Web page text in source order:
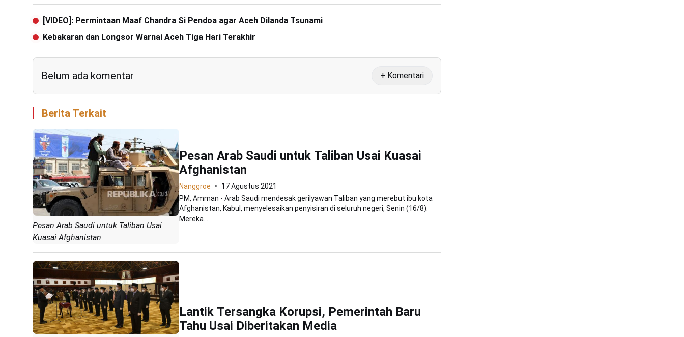
[VIDEO]: Permintaan Maaf Chandra Si Pendoa agar Aceh Dilanda Tsunami
Kebakaran dan Longsor Warnai Aceh Tiga Hari Terakhir
Belum ada komentar + Komentari
Berita Terkait
Pesan Arab Saudi untuk Taliban Usai
Kuasai Afghanistan
Pesan Arab Saudi untuk Taliban Usai Kuasai
Afghanistan
Nanggroe
17 Agustus 2021
PM, Amman - Arab Saudi mendesak gerilyawan Taliban yang merebut ibu kota
Afghanistan, Kabul, menyelesaikan penyisiran di seluruh negeri, Senin (16/8).
Mereka...
Lantik Tersangka Korupsi, Pemerintah Baru
Tahu Usai Diberitakan Media